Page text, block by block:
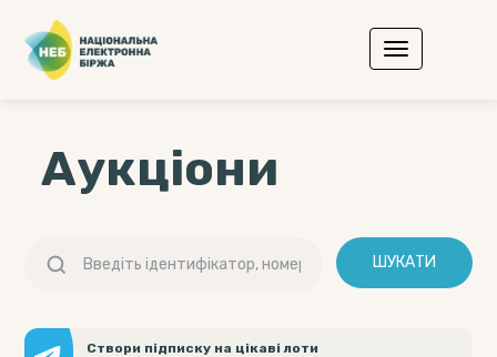
Аукціони
ШУКАТИ
Створи підписку на цікаві лоти